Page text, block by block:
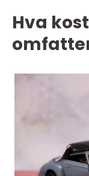
Hva